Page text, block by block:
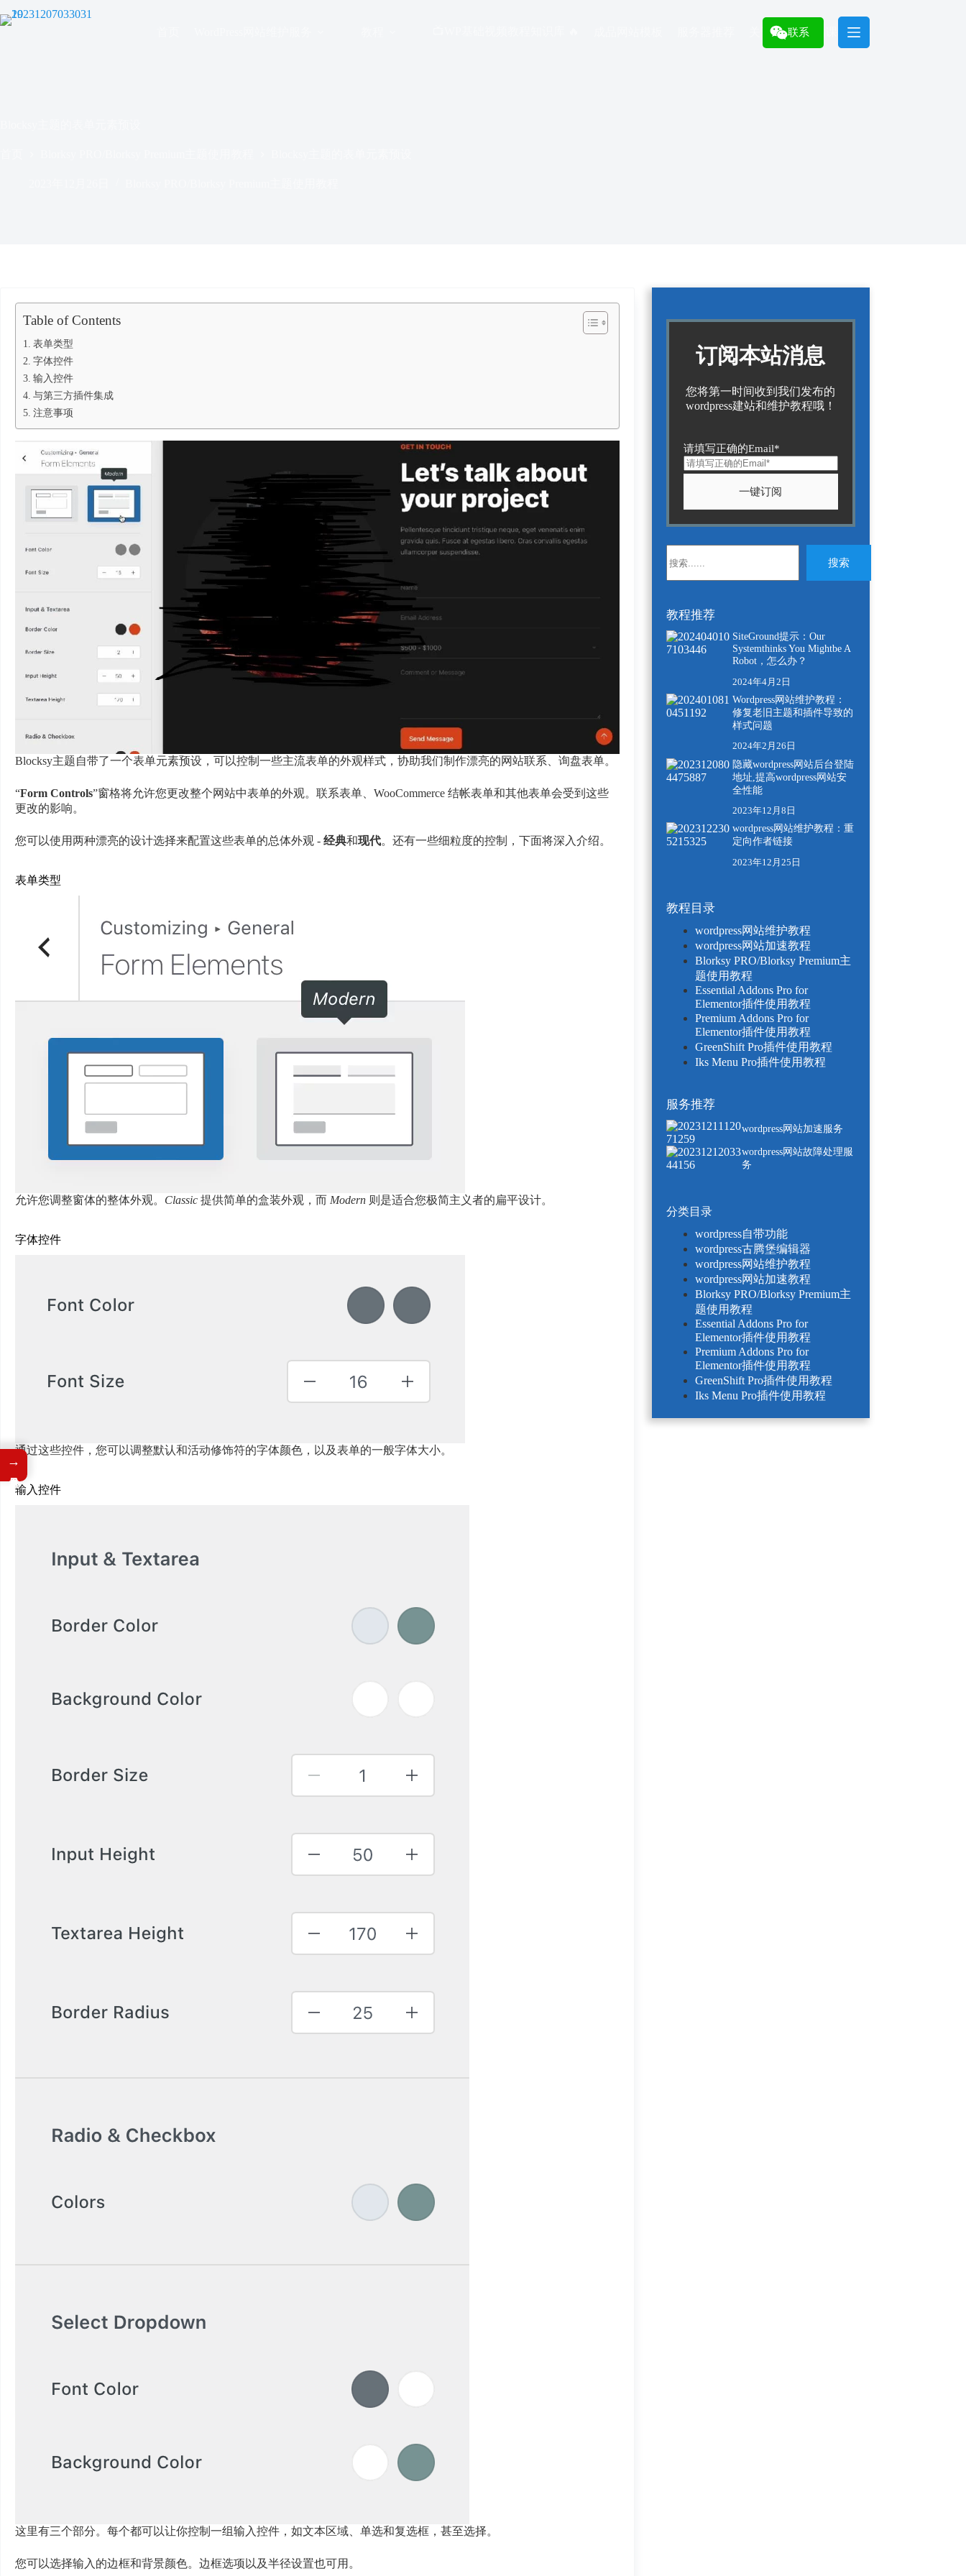
过
关于 建站课程
联系
Table of Contents
表单类型
字体控件
输入控件
与第三方插件集成
注意事项
Blocksy主题自带了一个表单元素预设，可以控制一些主流表单的外观样式，协助我们制作漂亮的网站联系、询盘表单。
“Form Controls”窗格将允许您更改整个网站中表单的外观。联系表单、WooCommerce 结帐表单和其他表单会受到这些
更改的影响。
您可以使用两种漂亮的设计选择来配置这些表单的总体外观 - 经典和现代。还有一些细粒度的控制，下面将深入介绍。
表单类型
允许您调整窗体的整体外观。 Classic 提供简单的盒装外观，而 Modern 则是适合您极简主义者的扁平设计。
字体控件
通过这些控件，您可以调整默认和活动修饰符的字体颜色，以及表单的一般字体大小。
输入控件
这里有三个部分。每个都可以让你控制一组输入控件，如文本区域、单选和复选框，甚至选择。
您可以选择输入的边框和背景颜色。边框选项以及半径设置也可用。
订阅本站消息
您将第一时间收到我们发布的
wordpress建站和维护教程哦！
请填写正确的Email*
搜索
结
果
教程推荐
SiteGround提示：Our
Systemthinks You Mightbe A
Robot，怎么办？
2024年4月2日
Wordpress网站维护教程：
修复老旧主题和插件导致的
样式问题
2024年2月26日
隐藏wordpress网站后台登陆
地址,提高wordpress网站安
全性能
2023年12月8日
wordpress网站维护教程：重
定向作者链接
2023年12月25日
教程目录
wordpress网站维护教程
wordpress网站加速教程
Blorksy PRO/Blorksy Premium主
题使用教程
Essential Addons Pro for
Elementor插件使用教程
Premium Addons Pro for
Elementor插件使用教程
GreenShift Pro插件使用教程
Iks Menu Pro插件使用教程
服务推荐
wordpress网站加速服务
wordpress网站故障处理服
务
分类目录
wordpress自带功能
wordpress古腾堡编辑器
wordpress网站维护教程
wordpress网站加速教程
Blorksy PRO/Blorksy Premium主
题使用教程
Essential Addons Pro for
Elementor插件使用教程
Premium Addons Pro for
Elementor插件使用教程
GreenShift Pro插件使用教程
Iks Menu Pro插件使用教程
→